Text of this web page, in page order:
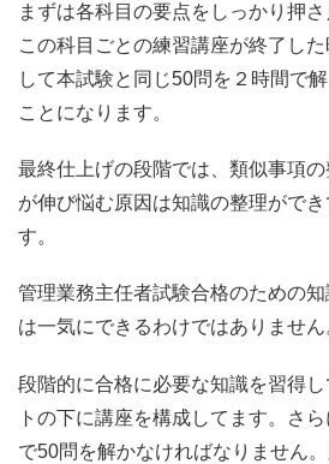
まずは各科目の要点をしっかり押さ
この科目ごとの練習講座が終了し
して本試験と同じ50問を２時間で
ことになります。
最終仕上げの段階では、類似事項
が伸び悩む原因は知識の整理がで
す。
管理業務主任者試験合格のための
は一気にできるわけではありません
段階的に合格に必要な知識を習得
トの下に講座を構成してます。さ
で50問を解かなければなりません